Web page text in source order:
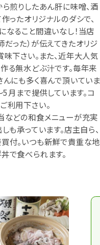
煎りしたあん肝に味噌、酒
ったオリジナルのダシで、
なること間違いなし！当店
った）が伝えてきたオリジ
下さい。また、近年大人気
る無水どぶ汁です。毎年来
にも多く喜んで頂いていま
月まで提供しています。コ
利用下さい。
などの和食メニューが充実
も承っています。店主自ら、
付。いつも新鮮で貴重な地
で食べられます。